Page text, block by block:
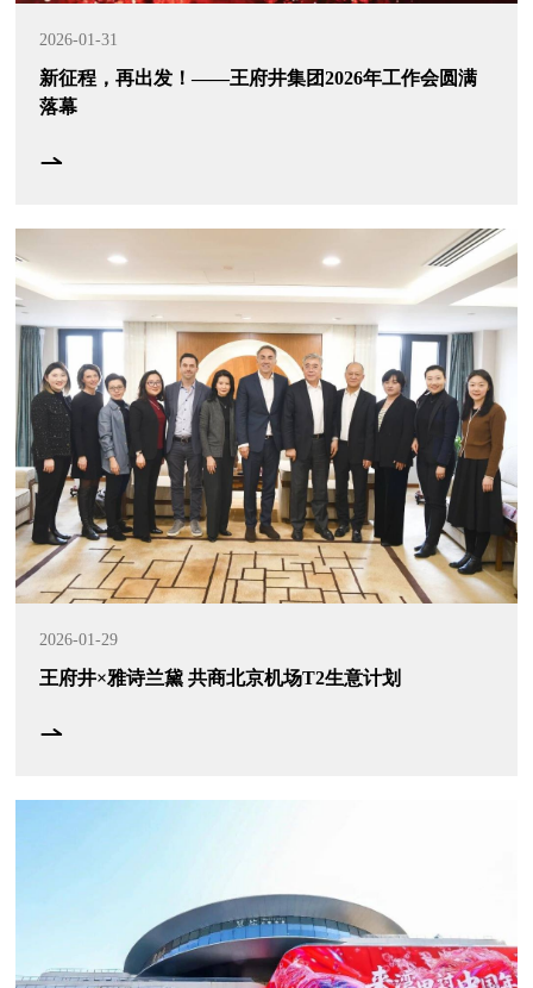
2026-01-31
新征程，再出发！——王府井集团2026年工作会圆满
落幕
2026-01-29
王府井×雅诗兰黛 共商北京机场T2生意计划